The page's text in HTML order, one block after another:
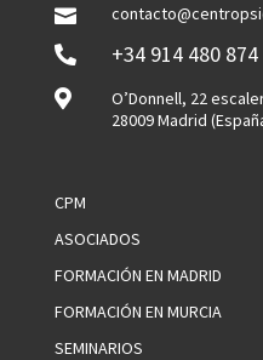


+34 914 480 874

O’Donnell, 22
28009 Madrid
CPM
ASOCIADOS
FORMACIÓN EN MADRID
FORMACIÓN EN MURCIA
SEMINARIOS